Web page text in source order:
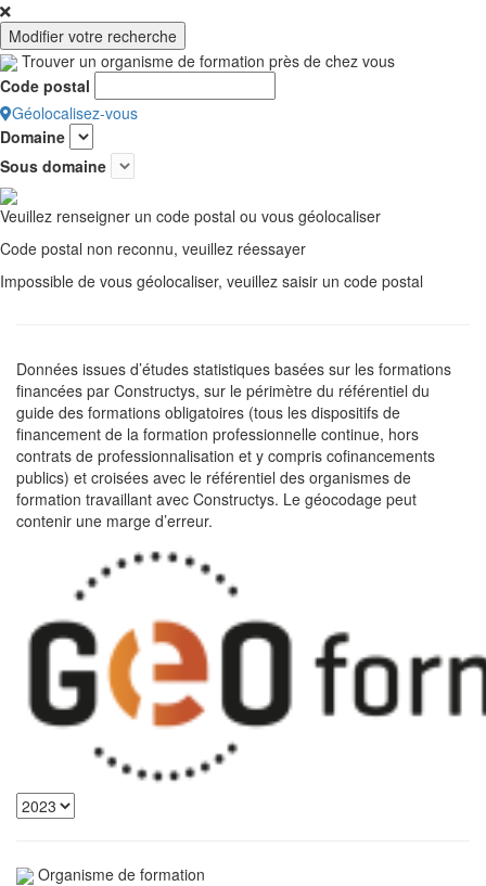
Modifier votre recherche
Trouver un organisme de formation près de chez vous
Code postal
Géolocalisez-vous
Domaine
Sous domaine
Veuillez renseigner un code postal ou vous géolocaliser
Code postal non reconnu, veuillez réessayer
Impossible de vous géolocaliser, veuillez saisir un code postal
Données issues d’études statistiques basées sur les formations
financées par Constructys, sur le périmètre du référentiel du
guide des formations obligatoires (tous les dispositifs de
financement de la formation professionnelle continue, hors
contrats de professionnalisation et y compris cofinancements
publics) et croisées avec le référentiel des organismes de
formation travaillant avec Constructys. Le géocodage peut
contenir une marge d’erreur.
Organisme de formation